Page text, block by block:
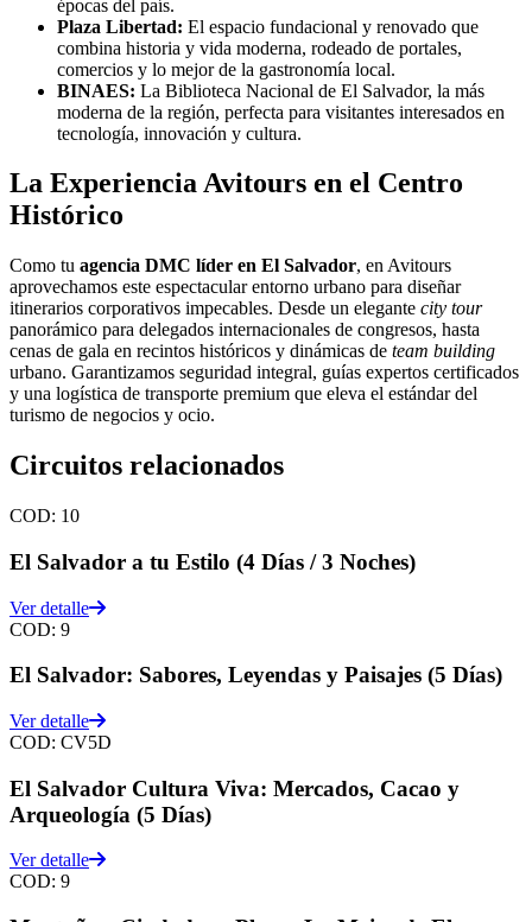
épocas del país.
Plaza Libertad: El espacio fundacional y renovado que
combina historia y vida moderna, rodeado de portales,
comercios y lo mejor de la gastronomía local.
BINAES: La Biblioteca Nacional de El Salvador, la más
moderna de la región, perfecta para visitantes interesados en
tecnología, innovación y cultura.
La Experiencia Avitours en el Centro
Histórico
Como tu agencia DMC líder en El Salvador, en Avitours
aprovechamos este espectacular entorno urbano para diseñar
itinerarios corporativos impecables. Desde un elegante city tour
panorámico para delegados internacionales de congresos, hasta
cenas de gala en recintos históricos y dinámicas de team building
urbano. Garantizamos seguridad integral, guías expertos certificados
y una logística de transporte premium que eleva el estándar del
turismo de negocios y ocio.
Circuitos relacionados
COD: 10
El Salvador a tu Estilo (4 Días / 3 Noches)
Ver detalle
COD: 9
El Salvador: Sabores, Leyendas y Paisajes (5 Días)
Ver detalle
COD: CV5D
El Salvador Cultura Viva: Mercados, Cacao y
Arqueología (5 Días)
Ver detalle
COD: 9